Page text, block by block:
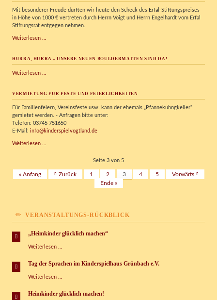
Mit besonderer Freude durften wir heute den Scheck des Erfal-Stiftungspreises
in Höhe von 1000 € vertreten durch Herrn Voigt und Herrn Engelhardt vom Erfal
Stiftungsrat entgegen nehmen.
Weiterlesen …
Stiftungspreis
HURRA, HURRA – UNSERE NEUEN BOULDERMATTEN SIND DA!
Weiterlesen …
unsere
Bouldermatten
VERMIETUNG FÜR FESTE UND FEIERLICHKEITEN
Für Familienfeiern, Vereinsfeste usw. kann der ehemals „Pfannekuhngkeller“
gemietet werden. - Anfragen bitte unter:
Telefon: 03745 751650
E-Mail: info@kinderspielvogtland.de
Weiterlesen …
Feierlichkeiten
Seite 3 von 5
« Anfang Zurück 1 2 3 4 5
Vorwärts
Ende »
VERANSTALTUNGS-RÜCKBLICK
„Heimkinder glücklich machen“
Weiterlesen …
machen“
Tag der Sprachen im Kinderspielhaus Grünbach e.V.
Weiterlesen …
Sprachen
Heimkinder glücklich machen!